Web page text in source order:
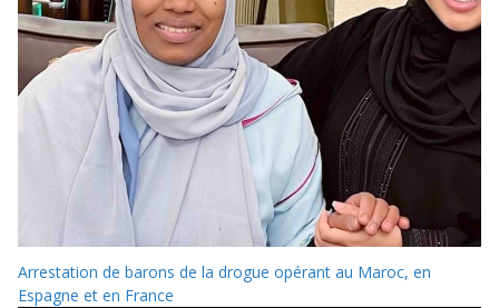
Arrestation de barons de la drogue opérant au Maroc, en
Espagne et en France